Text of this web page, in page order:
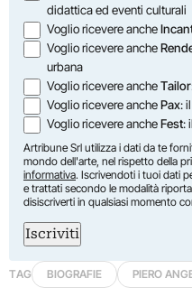
didattica ed eventi culturali
Voglio ricevere anche
Voglio ricevere anche
urbana
Voglio ricevere ancheTailor
Voglio ricevere anchePax:
Voglio ricevere ancheFest:
Artribune Srl utilizza i dati da te
mondo dell'arte, nel rispetto della
informativa. Iscrivendoti i tuoi dati
e trattati secondo le modalità
disiscriverti in qualsiasi momento
Iscriviti
TAG BIOGRAFIE PIERO